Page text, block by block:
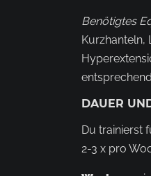
Benötigtes
DAUER
Du trainierst
2-3 x pro